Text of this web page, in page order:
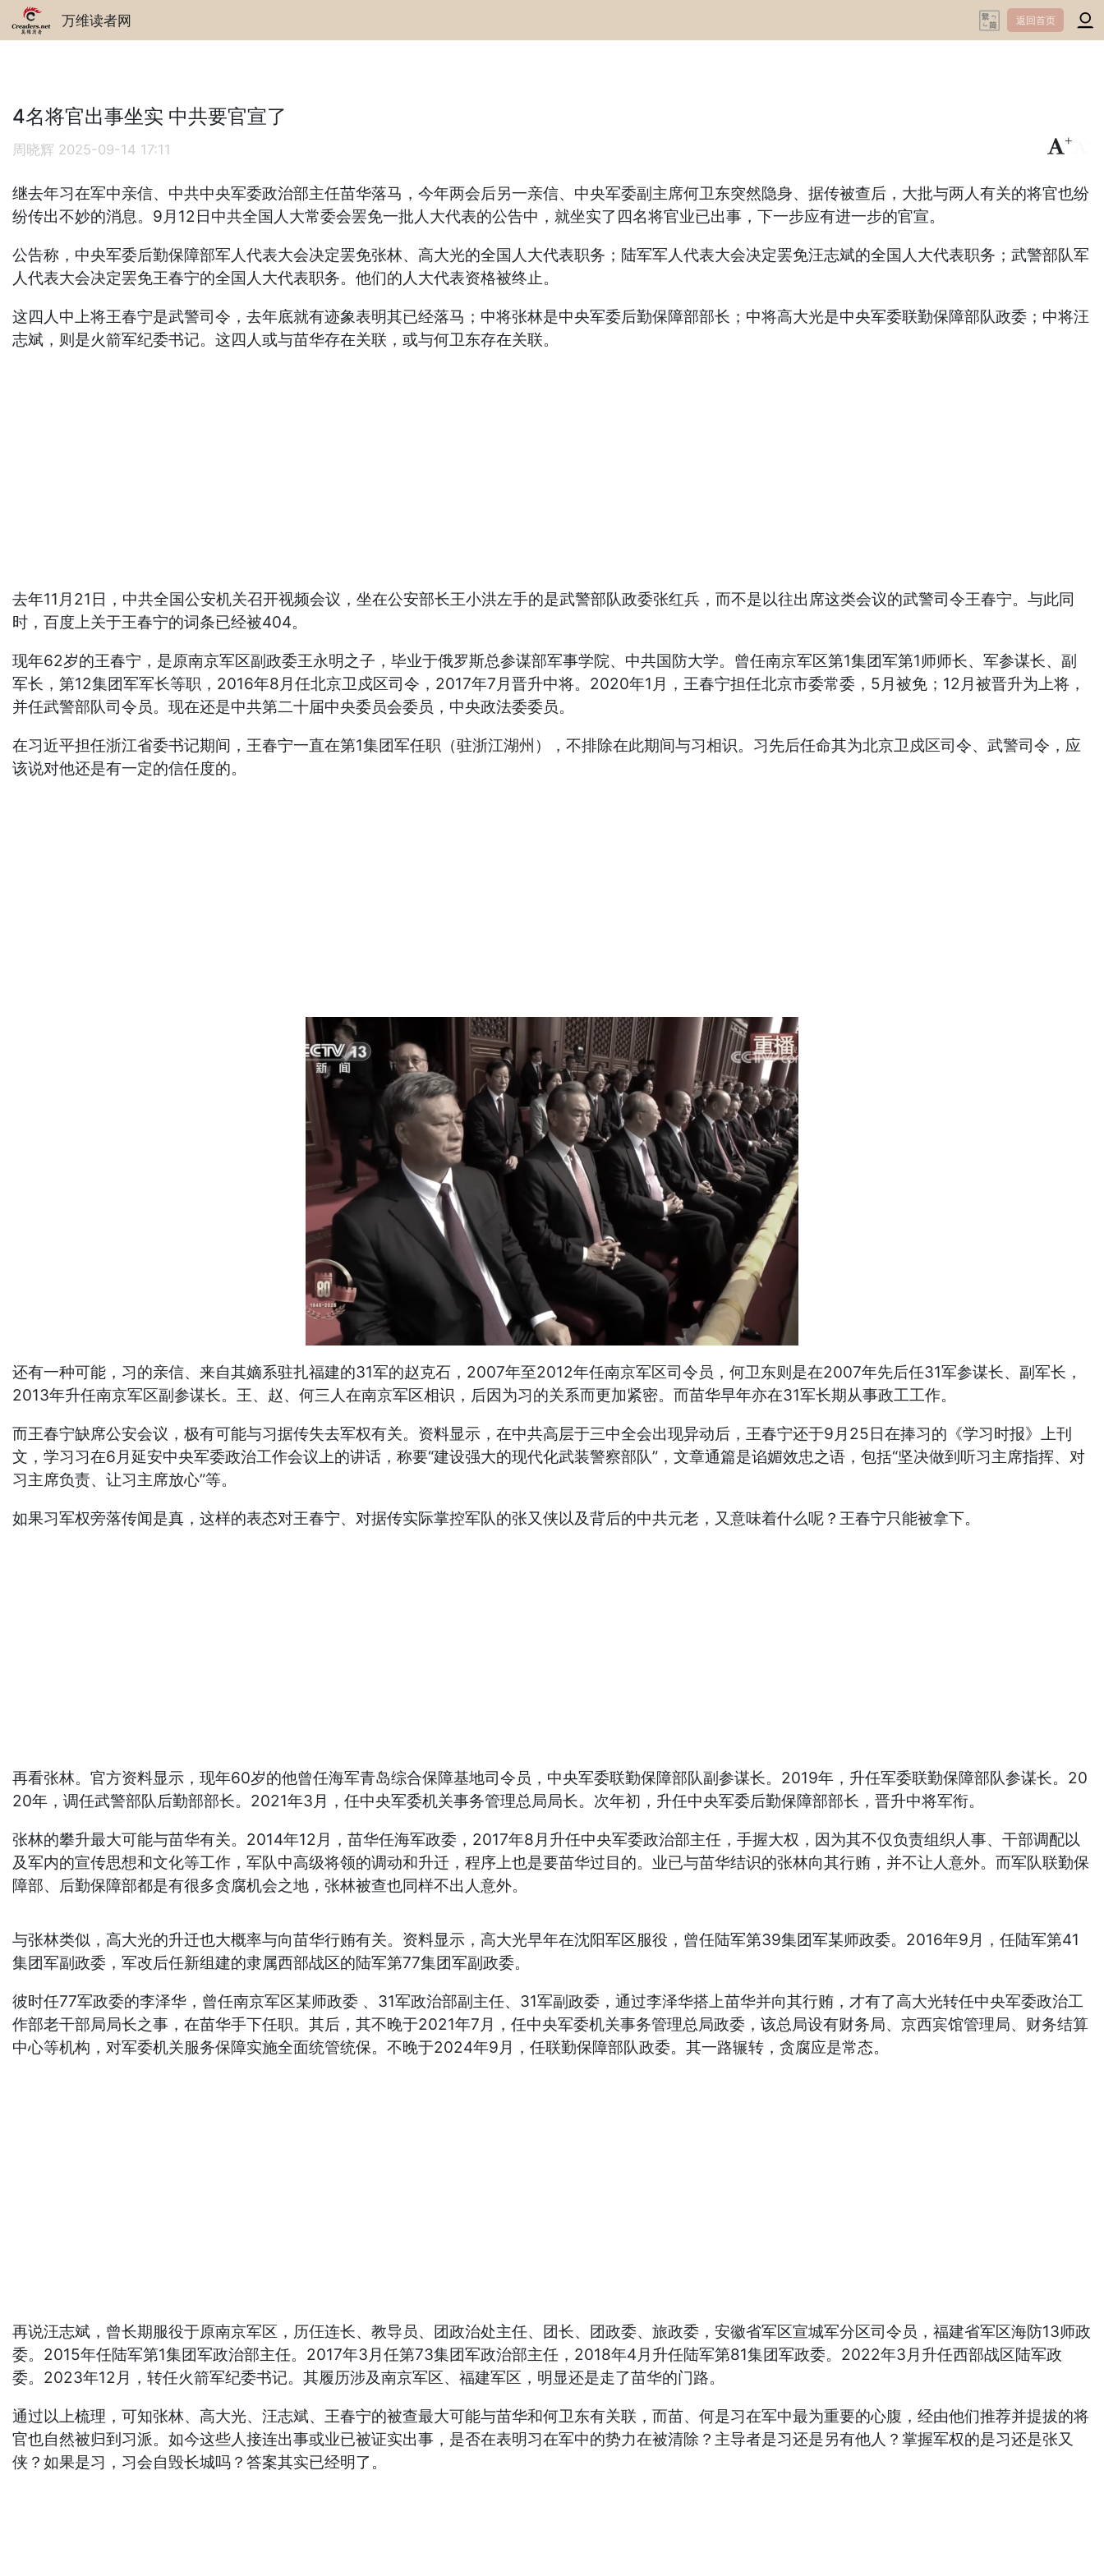
万维读者网 返回首页
4名将官出事坐实 中共要官宣了
周晓辉 2025-09-14 17:11
+
继去年习在军中亲信、中共中央军委政治部主任苗华落马，今年两会后另一亲信、中央军委副主席何卫东突然隐身、据传被查后，大批与两人有关的将官也纷
纷传出不妙的消息。9月12日中共全国人大常委会罢免一批人大代表的公告中，就坐实了四名将官业已出事，下一步应有进一步的官宣。
公告称，中央军委后勤保障部军人代表大会决定罢免张林、高大光的全国人大代表职务；陆军军人代表大会决定罢免汪志斌的全国人大代表职务；武警部队军
人代表大会决定罢免王春宁的全国人大代表职务。他们的人大代表资格被终止。
这四人中上将王春宁是武警司令，去年底就有迹象表明其已经落马；中将张林是中央军委后勤保障部部长；中将高大光是中央军委联勤保障部队政委；中将汪
志斌，则是火箭军纪委书记。这四人或与苗华存在关联，或与何卫东存在关联。
去年11月21日，中共全国公安机关召开视频会议，坐在公安部长王小洪左手的是武警部队政委张红兵，而不是以往出席这类会议的武警司令王春宁。与此同
时，百度上关于王春宁的词条已经被404。
现年62岁的王春宁，是原南京军区副政委王永明之子，毕业于俄罗斯总参谋部军事学院、中共国防大学。曾任南京军区第1集团军第1师师长、军参谋长、副
军长，第12集团军军长等职，2016年8月任北京卫戍区司令，2017年7月晋升中将。2020年1月，王春宁担任北京市委常委，5月被免；12月被晋升为上将，
并任武警部队司令员。现在还是中共第二十届中央委员会委员，中央政法委委员。
在习近平担任浙江省委书记期间，王春宁一直在第1集团军任职（驻浙江湖州），不排除在此期间与习相识。习先后任命其为北京卫戍区司令、武警司令，应
该说对他还是有一定的信任度的。
还有一种可能，习的亲信、来自其嫡系驻扎福建的31军的赵克石，2007年至2012年任南京军区司令员，何卫东则是在2007年先后任31军参谋长、副军长，
2013年升任南京军区副参谋长。王、赵、何三人在南京军区相识，后因为习的关系而更加紧密。而苗华早年亦在31军长期从事政工工作。
而王春宁缺席公安会议，极有可能与习据传失去军权有关。资料显示，在中共高层于三中全会出现异动后，王春宁还于9月25日在捧习的《学习时报》上刊
文，学习习在6月延安中央军委政治工作会议上的讲话，称要“建设强大的现代化武装警察部队”，文章通篇是谄媚效忠之语，包括“坚决做到听习主席指挥、对
习主席负责、让习主席放心”等。
如果习军权旁落传闻是真，这样的表态对王春宁、对据传实际掌控军队的张又侠以及背后的中共元老，又意味着什么呢？王春宁只能被拿下。
再看张林。官方资料显示，现年60岁的他曾任海军青岛综合保障基地司令员，中央军委联勤保障部队副参谋长。2019年，升任军委联勤保障部队参谋长。20
20年，调任武警部队后勤部部长。2021年3月，任中央军委机关事务管理总局局长。次年初，升任中央军委后勤保障部部长，晋升中将军衔。
张林的攀升最大可能与苗华有关。2014年12月，苗华任海军政委，2017年8月升任中央军委政治部主任，手握大权，因为其不仅负责组织人事、干部调配以
及军内的宣传思想和文化等工作，军队中高级将领的调动和升迁，程序上也是要苗华过目的。业已与苗华结识的张林向其行贿，并不让人意外。而军队联勤保
障部、后勤保障部都是有很多贪腐机会之地，张林被查也同样不出人意外。
与张林类似，高大光的升迁也大概率与向苗华行贿有关。资料显示，高大光早年在沈阳军区服役，曾任陆军第39集团军某师政委。2016年9月，任陆军第41
集团军副政委，军改后任新组建的隶属西部战区的陆军第77集团军副政委。
彼时任77军政委的李泽华，曾任南京军区某师政委 、31军政治部副主任、31军副政委，通过李泽华搭上苗华并向其行贿，才有了高大光转任中央军委政治工
作部老干部局局长之事，在苗华手下任职。其后，其不晚于2021年7月，任中央军委机关事务管理总局政委，该总局设有财务局、京西宾馆管理局、财务结算
中心等机构，对军委机关服务保障实施全面统管统保。不晚于2024年9月，任联勤保障部队政委。其一路辗转，贪腐应是常态。
再说汪志斌，曾长期服役于原南京军区，历仼连长、教导员、团政治处主任、团长、团政委、旅政委，安徽省军区宣城军分区司令员，福建省军区海防13师政
委。2015年任陆军第1集团军政治部主任。2017年3月任第73集团军政治部主任，2018年4月升任陆军第81集团军政委。2022年3月升任西部战区陆军政
委。2023年12月，转任火箭军纪委书记。其履历涉及南京军区、福建军区，明显还是走了苗华的门路。
通过以上梳理，可知张林、高大光、汪志斌、王春宁的被查最大可能与苗华和何卫东有关联，而苗、何是习在军中最为重要的心腹，经由他们推荐并提拔的将
官也自然被归到习派。如今这些人接连出事或业已被证实出事，是否在表明习在军中的势力在被清除？主导者是习还是另有他人？掌握军权的是习还是张又
侠？如果是习，习会自毁长城吗？答案其实已经明了。